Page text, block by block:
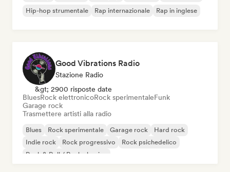
Hip-hop strumentale
Rap internazionale Rap in inglese
Good Vibrations Radio
Stazione Radio
&gt; 2900 risposte date
BluesRock elettronicoRock sperimentaleFunk
Garage rock
Trasmettere artisti alla radio
Blues Rock sperimentale Garage rock
Hard rock
Indie rock
Rock progressivo
Rock psichedelico
Rock & Roll / Rock classico